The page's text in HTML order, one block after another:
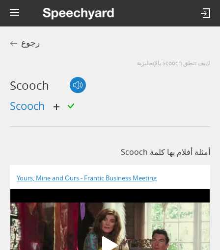
رجوع
كيف تنطق scooch بالإنجليزية
Scooch
scooch
أمثلة أفلام بها كلمة Scooch
Yours, Mine and Ours - Frantic Business Meeting